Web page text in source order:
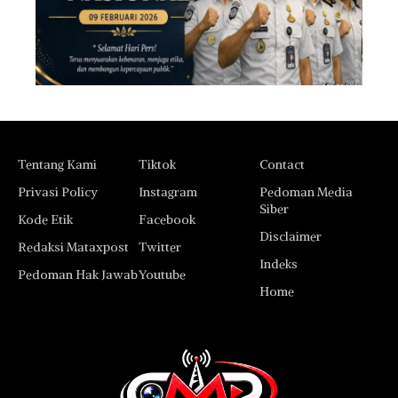
Tentang Kami
Privasi Policy
Kode Etik
Redaksi Mataxpost
Pedoman Hak Jawab
Tiktok
Instagram
Facebook
Twitter
Youtube
Contact
Pedoman Media
Siber
Disclaimer
Indeks
Home